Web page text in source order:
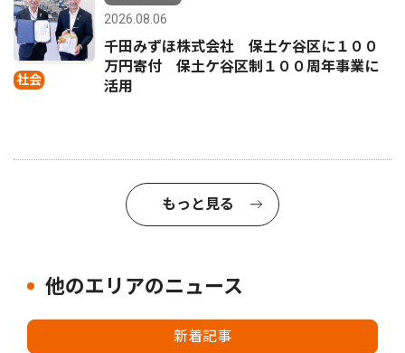
社会
2026.08.06
千田みずほ株式会社 保土ケ谷区に１００
万円寄付 保土ケ谷区制１００周年事業に
活用
もっと見る
他のエリアのニュース
新着記事